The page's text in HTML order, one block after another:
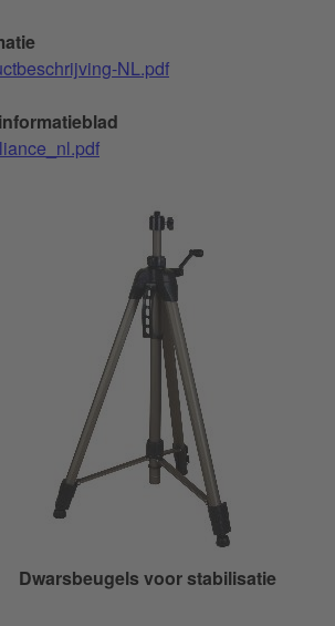
NL.pdf
Dwarsbeugels voor stabilisatie